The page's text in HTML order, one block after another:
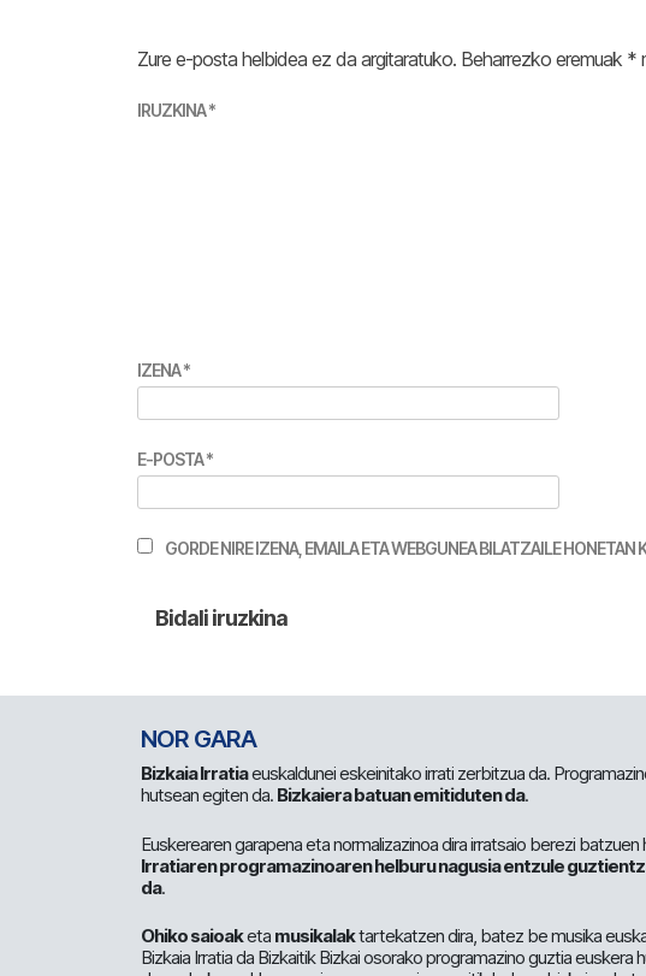
Zure e-posta helbidea ez da argitaratuko. Beharrezko eremuak *
IRUZKINA*
IZENA*
E-POSTA*
GORDE NIRE IZENA, EMAILA ETA WEBGUNEA BILATZAILE
NOR GARA
Bizkaia Irratiaeuskaldunei eskeinitako irrati zerbitzua da.
hutsean egiten da. Bizkaiera batuan emitiduten da.
Euskerearen garapena eta normalizazinoa dira irratsaio berezi batzuen
Irratiaren programazinoaren helburu nagusia entzule
da.
Ohiko saioaketa musikalaktartekatzen dira, batez be musika
Bizkaia Irratia da Bizkaitik Bizkai osorako programazino guztia euskera